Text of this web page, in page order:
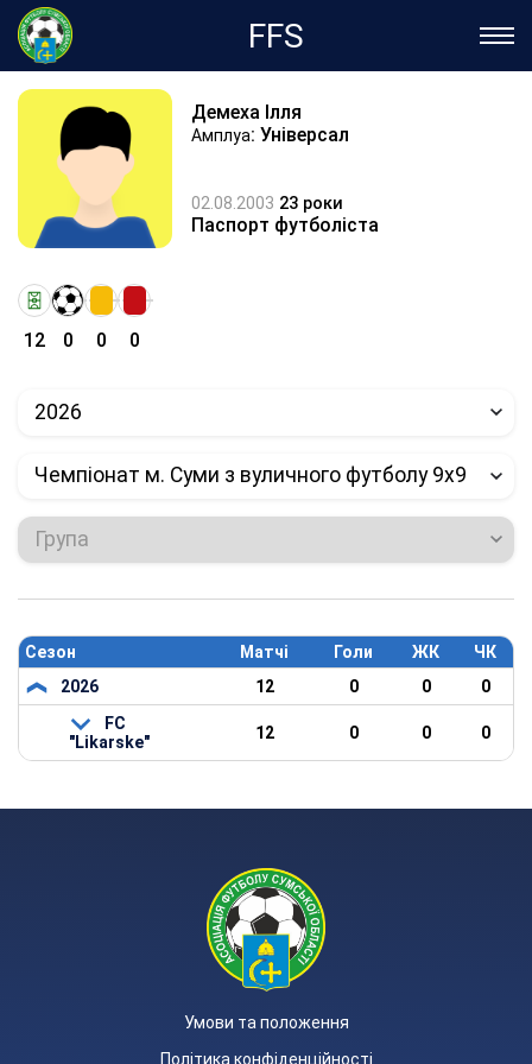
FFS
Демеха Ілля
Амплуа: Універсал
02.08.2003 23 роки
Паспорт футболіста
12 0 0 0
2026
Чемпіонат м. Суми з вуличного футболу 9х9
Група
Сезон Матчі Голи ЖК
ЧК
2026
12 0 0
0
FC
"Likarske"
12 0 0 0
Умови та положення
Політика конфіденційності